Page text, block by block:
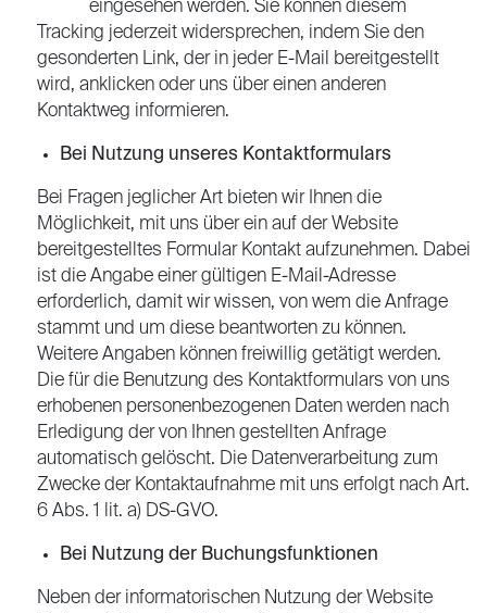
eingesehen werden. Sie können diesem
Tracking jederzeit widersprechen, indem Sie den
gesonderten Link, der in jeder E-Mail bereitgestellt
wird, anklicken oder uns über einen anderen
Kontaktweg informieren.
Bei Nutzung unseres Kontaktformulars
Bei Fragen jeglicher Art bieten wir Ihnen die
Möglichkeit, mit uns über ein auf der Website
bereitgestelltes Formular Kontakt aufzunehmen. Dabei
ist die Angabe einer gültigen E-Mail-Adresse
erforderlich, damit wir wissen, von wem die Anfrage
stammt und um diese beantworten zu können.
Weitere Angaben können freiwillig getätigt werden.
Die für die Benutzung des Kontaktformulars von uns
erhobenen personenbezogenen Daten werden nach
Erledigung der von Ihnen gestellten Anfrage
automatisch gelöscht. Die Datenverarbeitung zum
Zwecke der Kontaktaufnahme mit uns erfolgt nach Art.
6 Abs. 1 lit. a) DS-GVO.
Bei Nutzung der Buchungsfunktionen
Neben der informatorischen Nutzung der Website